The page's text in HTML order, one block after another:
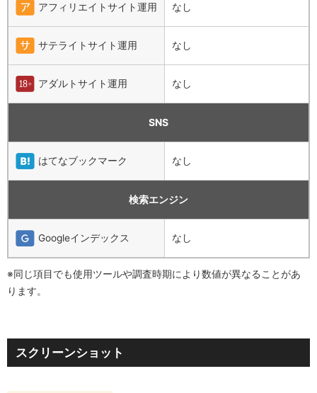
アフィリエイトサイト運用 なし
サテライトサイト運用 なし
アダルトサイト運用 なし
SNS
はてなブックマーク なし
検索エンジン
Googleインデックス なし
※同じ項目でも使用ツールや調査時期により数値が異なることがあ
ります。
スクリーンショット